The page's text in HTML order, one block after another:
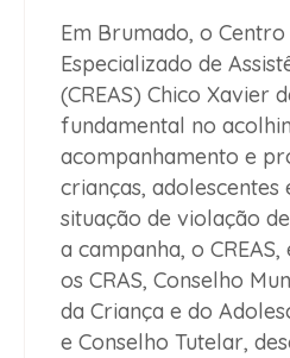
Em Brumado, o
Especializado de
(CREAS) Chico Xavier
fundamental no
acompanhamento e
crianças, adolescentes
situação de violação
a campanha, o
os CRAS, Conselho
da Criança e do
e Conselho Tutelar,